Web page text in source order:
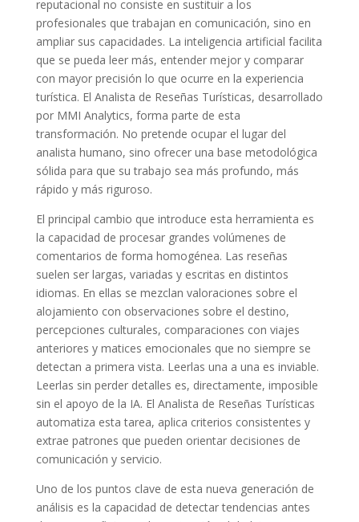
reputacional no consiste en sustituir a los
profesionales que trabajan en comunicación, sino en
ampliar sus capacidades. La inteligencia artificial facilita
que se pueda leer más, entender mejor y comparar
con mayor precisión lo que ocurre en la experiencia
turística. El Analista de Reseñas Turísticas, desarrollado
por MMI Analytics, forma parte de esta
transformación. No pretende ocupar el lugar del
analista humano, sino ofrecer una base metodológica
sólida para que su trabajo sea más profundo, más
rápido y más riguroso.
El principal cambio que introduce esta herramienta es
la capacidad de procesar grandes volúmenes de
comentarios de forma homogénea. Las reseñas
suelen ser largas, variadas y escritas en distintos
idiomas. En ellas se mezclan valoraciones sobre el
alojamiento con observaciones sobre el destino,
percepciones culturales, comparaciones con viajes
anteriores y matices emocionales que no siempre se
detectan a primera vista. Leerlas una a una es inviable.
Leerlas sin perder detalles es, directamente, imposible
sin el apoyo de la IA. El Analista de Reseñas Turísticas
automatiza esta tarea, aplica criterios consistentes y
extrae patrones que pueden orientar decisiones de
comunicación y servicio.
Uno de los puntos clave de esta nueva generación de
análisis es la capacidad de detectar tendencias antes